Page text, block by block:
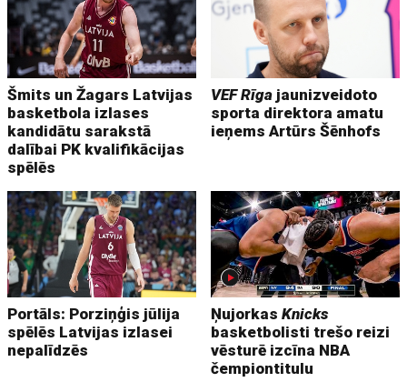
Šmits un Žagars Latvijas
basketbola izlases
kandidātu sarakstā
dalībai PK kvalifikācijas
spēlēs
VEF Rīga jaunizveidoto
sporta direktora amatu
ieņems Artūrs Šēnhofs
Portāls: Porziņģis jūlija
spēlēs Latvijas izlasei
nepalīdzēs
ŅujorkasKnicks
basketbolisti trešo reizi
vēsturē izcīna NBA
čempiontitulu